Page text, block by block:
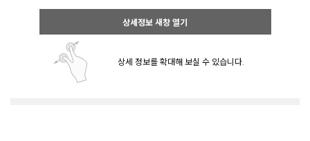
상세정보 새창 열기
상세 정보를 확대해 보실 수 있습니다.